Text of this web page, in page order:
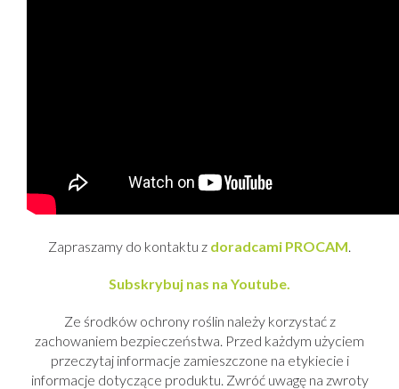
Zapraszamy do kontaktu z doradcami PROCAM.
Subskrybuj nas na Youtube.
Ze środków ochrony roślin należy korzystać z
zachowaniem bezpieczeństwa. Przed każdym użyciem
przeczytaj informacje zamieszczone na etykiecie i
informacje dotyczące produktu. Zwróć uwagę na zwroty